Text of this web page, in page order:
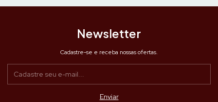
Newsletter
Cadastre-se e receba nossas ofertas.